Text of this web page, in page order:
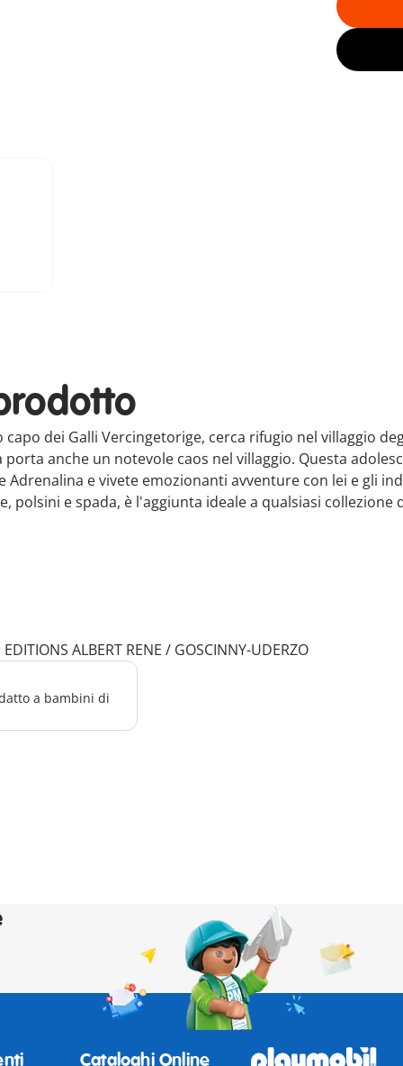
dei Galli Vercingetorige, cerca rifugio nel villaggio
porta anche un notevole caos nel villaggio. Questa
e vivete emozionanti avventure con lei e gli
polsini e spada, è l'aggiunta ideale a qualsiasi
ALBERT RENE / GOSCINNY-UDERZO
a bambini di
Cataloghi Online